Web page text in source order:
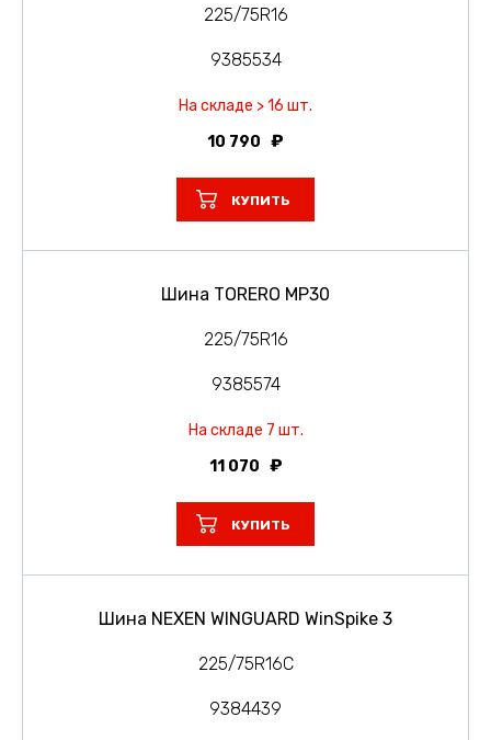
225/75R16
9385534
На складе > 16 шт.
10 790
КУПИТЬ
Шина TORERO MP30
225/75R16
9385574
На складе 7 шт.
11 070
КУПИТЬ
Шина NEXEN WINGUARD WinSpike 3
225/75R16C
9384439